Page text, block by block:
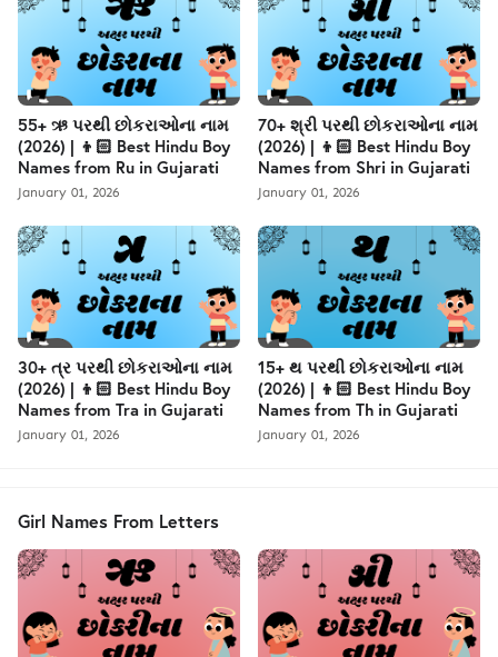
55+ ઋ પરથી છોકરાઓના નામ
(2026) | 👦🏻 Best Hindu Boy
Names from Ru in Gujarati
January 01, 2026
70+ શ્રી પરથી છોકરાઓના નામ
(2026) | 👦🏻 Best Hindu Boy
Names from Shri in Gujarati
January 01, 2026
30+ ત્ર પરથી છોકરાઓના નામ
(2026) | 👦🏻 Best Hindu Boy
Names from Tra in Gujarati
January 01, 2026
15+ થ પરથી છોકરાઓના નામ
(2026) | 👦🏻 Best Hindu Boy
Names from Th in Gujarati
January 01, 2026
Girl Names From Letters